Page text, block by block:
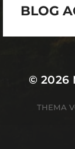
BLOG
© 2026
THEMA